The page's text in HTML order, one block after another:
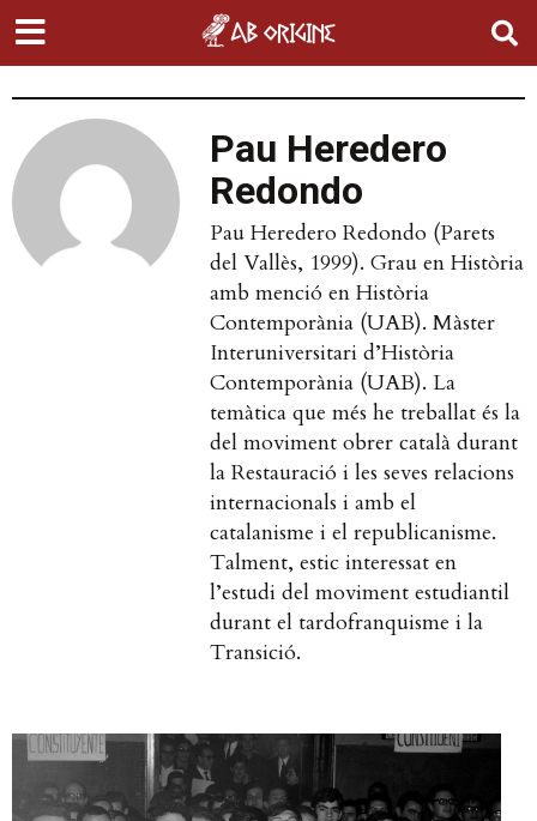
Pau Heredero
Redondo
Pau Heredero Redondo (Parets
del Vallès, 1999). Grau en Història
amb menció en Història
Contemporània (UAB). Màster
Interuniversitari d’Història
Contemporània (UAB). La
temàtica que més he treballat és la
del moviment obrer català durant
la Restauració i les seves relacions
internacionals i amb el
catalanisme i el republicanisme.
Talment, estic interessat en
l’estudi del moviment estudiantil
durant el tardofranquisme i la
Transició.